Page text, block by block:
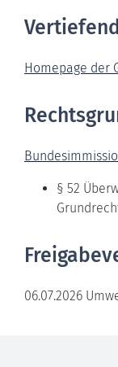
Homepage der
§ 52
06.07.2026